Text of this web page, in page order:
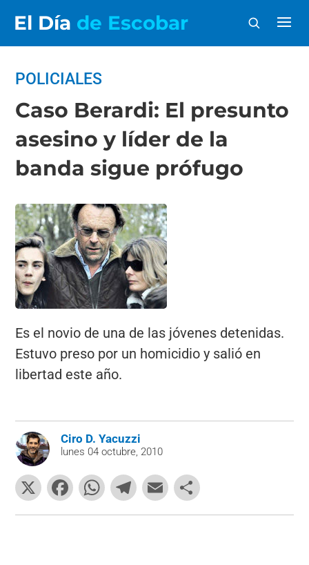
El Día de Escobar
POLICIALES
Caso Berardi: El presunto
asesino y líder de la
banda sigue prófugo
Es el novio de una de las jóvenes detenidas.
Estuvo preso por un homicidio y salió en
libertad este año.
Ciro D. Yacuzzi
lunes 04 octubre, 2010
X
F
a
W
h
T
el
E
m o